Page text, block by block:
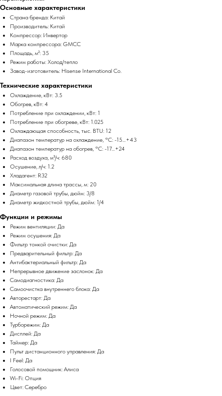
Основные характеристики
Страна бренда: Китай
Производитель: Китай
Компрессор: Инвертор
Марка компрессора: GMCC
Площадь, м²: 35
Режим работы: Холод/тепло
Завод-изготовитель: Hisense International Co.
Технические характеристики
Охлаждение, кВт: 3.5
Обогрев, кВт: 4
Потребление при охлаждении, кВт: 1
Потребление при обогреве, кВт: 1.025
Охлаждающая способность, тыс. BTU: 12
Диапазон температур на охлаждение, °C: -15…+43
Диапазон температур на обогрев, °C: -17…+24
Расход воздуха, м³/ч: 680
Осушение, л/ч: 1.2
Хладагент: R32
Максимальная длина трассы, м: 20
Диаметр газовой трубы, дюйм: 3/8
Диаметр жидкостной трубы, дюйм: 1/4
Функции и режимы
Режим вентиляции: Да
Режим осушения: Да
Фильтр тонкой очистки: Да
Предварительный фильтр: Да
Антибактериальный фильтр: Да
Непрерывное движение заслонок: Да
Самодиагностика: Да
Самоочистка внутреннего блока: Да
Авторестарт: Да
Автоматический режим: Да
Ночной режим: Да
Турборежим: Да
Дисплей: Да
Таймер: Да
Пульт дистанционного управления: Да
I Feel: Да
Голосовой помощник: Алиса
Wi-Fi: Опция
Цвет: Серебро